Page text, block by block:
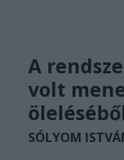
A
volt
SÓLYOM